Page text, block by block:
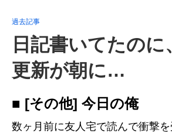
過去記事
日記書いてたのに
更新が朝に…
■ [その他] 今日の俺
数ヶ月前に友人宅で読んで衝撃